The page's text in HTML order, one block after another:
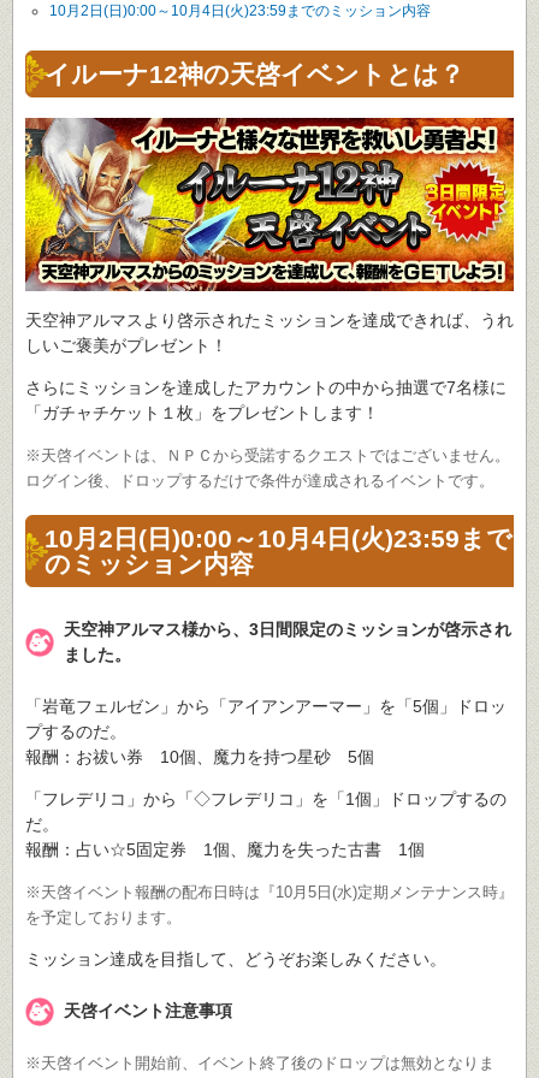
10月2日(日)0:00～10月4日(火)23:59までのミッション内容
イルーナ12神の天啓イベントとは？
天空神アルマスより啓示されたミッションを達成できれば、うれ
しいご褒美がプレゼント！
さらにミッションを達成したアカウントの中から抽選で7名様に
「ガチャチケット１枚」をプレゼントします！
※天啓イベントは、ＮＰＣから受諾するクエストではございません。
ログイン後、ドロップするだけで条件が達成されるイベントです。
10月2日(日)0:00～10月4日(火)23:59まで
のミッション内容
天空神アルマス様から、3日間限定のミッションが啓示され
ました。
「岩竜フェルゼン」から「アイアンアーマー」を「5個」ドロッ
プするのだ。
報酬：お祓い券 10個、魔力を持つ星砂 5個
「フレデリコ」から「◇フレデリコ」を「1個」ドロップするの
だ。
報酬：占い☆5固定券 1個、魔力を失った古書 1個
※天啓イベント報酬の配布日時は『10月5日(水)定期メンテナンス時』
を予定しております。
ミッション達成を目指して、どうぞお楽しみください。
天啓イベント注意事項
※天啓イベント開始前、イベント終了後のドロップは無効となりま